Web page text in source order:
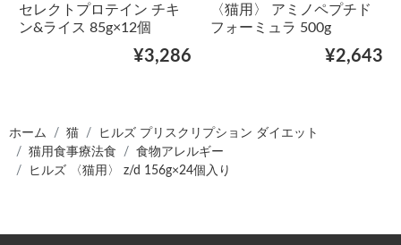
セレクトプロテイン チキ
ン&ライス 85g×12個
¥3,286
〈猫用〉 アミノペプチド
フォーミュラ 500g
¥2,643
ホーム 猫
ヒルズ プリスクリプション ダイエット
猫用食事療法食
食物アレルギー
ヒルズ 〈猫用〉 z/d 156g×24個入り